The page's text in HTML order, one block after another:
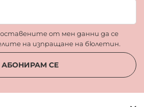
от мен данни да се
на изпращане на бюлетин.
АБОНИРАМ СЕ